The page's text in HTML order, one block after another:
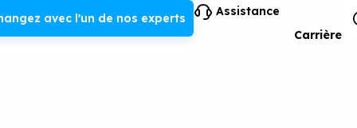
avec l'un de nos experts
Assistance
Carrière